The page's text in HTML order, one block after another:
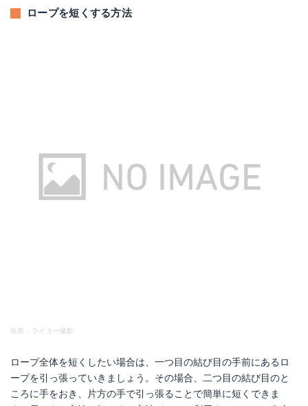
ロープを短くする方法
出典：ライター撮影
ロープ全体を短くしたい場合は、一つ目の結び目の手前にあるロ
ープを引っ張っていきましょう。その場合、二つ目の結び目のと
ころに手をおき、片方の手で引っ張ることで簡単に短くできま